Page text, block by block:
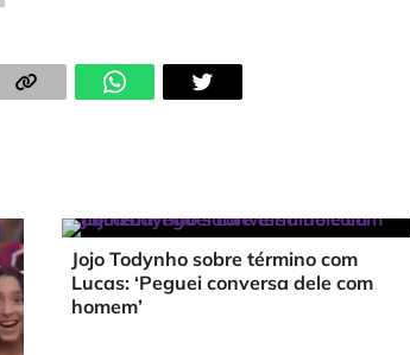
Jojo Todynho sobre término com
Lucas: ‘Peguei conversa dele com
homem’